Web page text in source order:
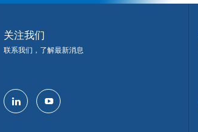
关注我们
联系我们，了解最新消息